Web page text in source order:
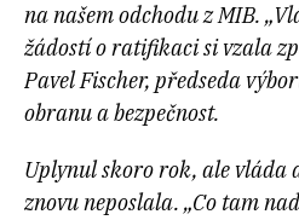
na našem odchodu z MIB.
žádostí o ratifikaci si vzala
Pavel Fischer, předseda
obranu a bezpečnost.
Uplynul skoro rok, ale vláda
znovu neposlala. „Co tam